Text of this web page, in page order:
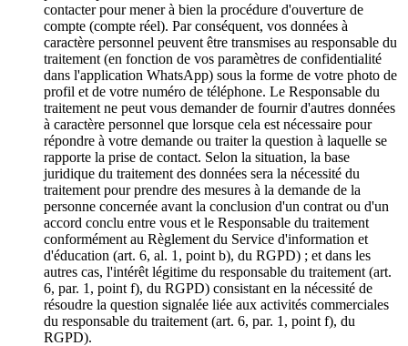
contacter pour mener à bien la procédure d'ouverture de
compte (compte réel). Par conséquent, vos données à
caractère personnel peuvent être transmises au responsable du
traitement (en fonction de vos paramètres de confidentialité
dans l'application WhatsApp) sous la forme de votre photo de
profil et de votre numéro de téléphone. Le Responsable du
traitement ne peut vous demander de fournir d'autres données
à caractère personnel que lorsque cela est nécessaire pour
répondre à votre demande ou traiter la question à laquelle se
rapporte la prise de contact. Selon la situation, la base
juridique du traitement des données sera la nécessité du
traitement pour prendre des mesures à la demande de la
personne concernée avant la conclusion d'un contrat ou d'un
accord conclu entre vous et le Responsable du traitement
conformément au Règlement du Service d'information et
d'éducation (art. 6, al. 1, point b), du RGPD) ; et dans les
autres cas, l'intérêt légitime du responsable du traitement (art.
6, par. 1, point f), du RGPD) consistant en la nécessité de
résoudre la question signalée liée aux activités commerciales
du responsable du traitement (art. 6, par. 1, point f), du
RGPD).